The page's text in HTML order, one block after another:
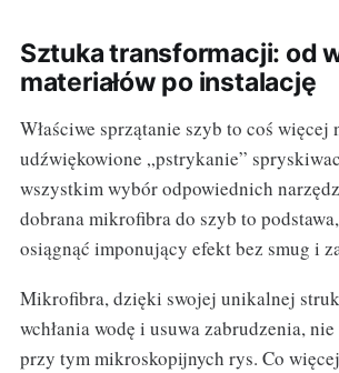
Sztuka transformacji: od
materiałów po instalację
Właściwe sprzątanie szyb to coś więcej
udźwiękowione „pstrykanie”
wszystkim wybór odpowiednich
dobrana mikrofibra do szyb to
osiągnąć imponujący efekt bez smug i
Mikrofibra, dzięki swojej unikalnej
wchłania wodę i usuwa zabrudzenia,
przy tym mikroskopijnych rys. Co